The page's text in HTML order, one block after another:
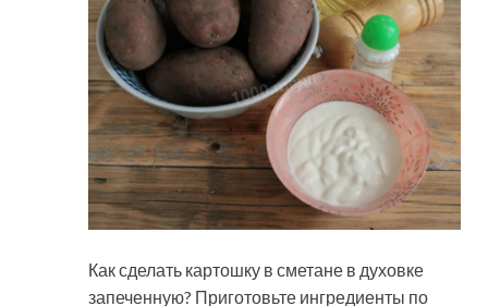
Как сделать картошку в сметане в духовке
запеченную? Приготовьте ингредиенты по